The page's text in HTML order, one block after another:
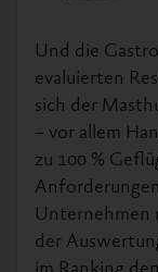
Und die
evaluierten
sich der
– vor allem
zu 100 %
Unternehmen
der